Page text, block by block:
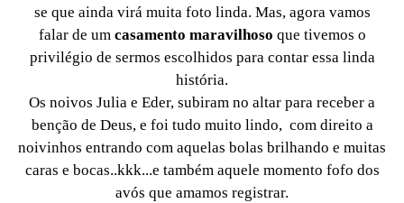
se que ainda virá muita foto linda. Mas, agora vamos
falar de um casamento maravilhoso que tivemos o
privilégio de sermos escolhidos para contar essa linda
história.
Os noivos Julia e Eder, subiram no altar para receber a
benção de Deus, e foi tudo muito lindo, com direito a
noivinhos entrando com aquelas bolas brilhando e muitas
caras e bocas..kkk...e também aquele momento fofo dos
avós que amamos registrar.